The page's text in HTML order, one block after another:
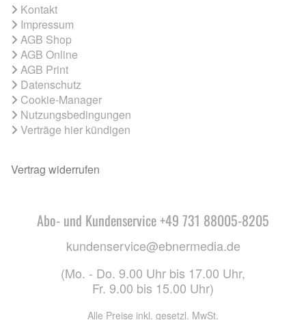
Kontakt
Impressum
AGB Shop
AGB Online
AGB Print
Datenschutz
Cookie-Manager
Nutzungsbedingungen
Verträge hier kündigen
Vertrag widerrufen
Abo- und Kundenservice +49 731 88005-8205
kundenservice@ebnermedia.de
(Mo. - Do. 9.00 Uhr bis 17.00 Uhr,
Fr. 9.00 bis 15.00 Uhr)
Alle Preise inkl. gesetzl. MwSt.